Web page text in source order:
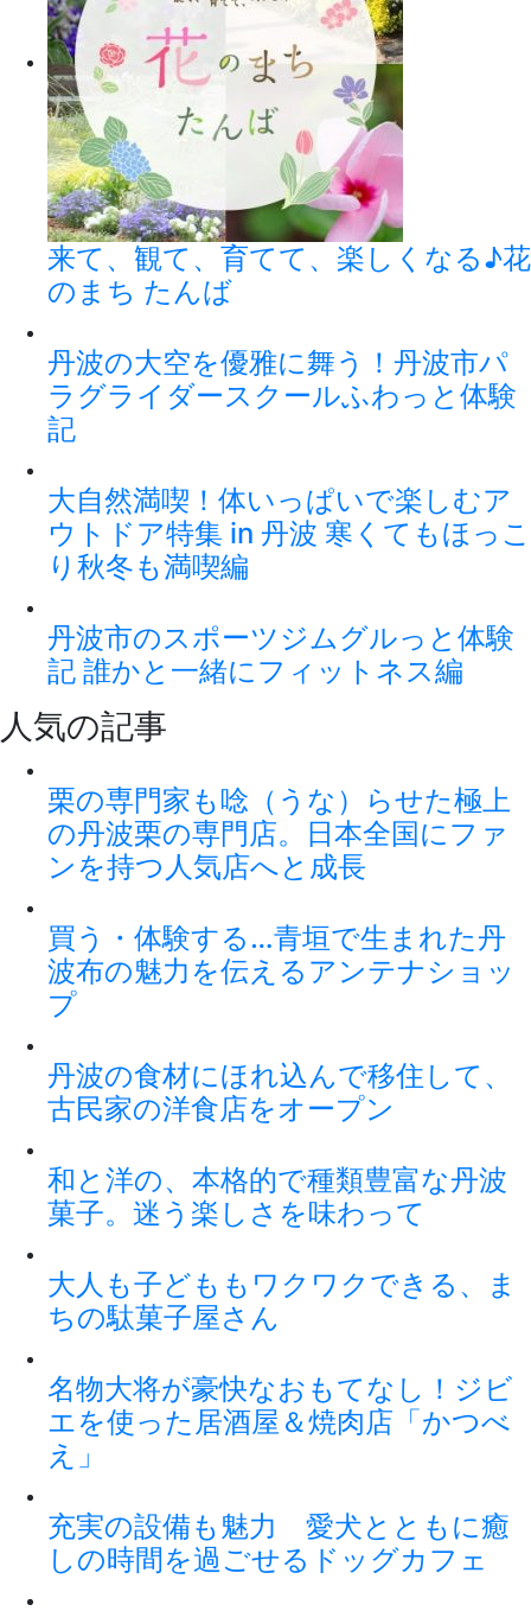
来て、観て、育てて、楽しくなる♪花
のまち たんば
丹波の大空を優雅に舞う！丹波市パ
ラグライダースクールふわっと体験
記
大自然満喫！体いっぱいで楽しむア
ウトドア特集 in 丹波 寒くてもほっこ
り秋冬も満喫編
丹波市のスポーツジムグルっと体験
記 誰かと一緒にフィットネス編
人気の記事
栗の専門家も唸（うな）らせた極上
の丹波栗の専門店。日本全国にファ
ンを持つ人気店へと成長
買う・体験する…青垣で生まれた丹
波布の魅力を伝えるアンテナショッ
プ
丹波の食材にほれ込んで移住して、
古民家の洋食店をオープン
和と洋の、本格的で種類豊富な丹波
菓子。迷う楽しさを味わって
大人も子どももワクワクできる、ま
ちの駄菓子屋さん
名物大将が豪快なおもてなし！ジビ
エを使った居酒屋＆焼肉店「かつべ
え」
充実の設備も魅力 愛犬とともに癒
しの時間を過ごせるドッグカフェ